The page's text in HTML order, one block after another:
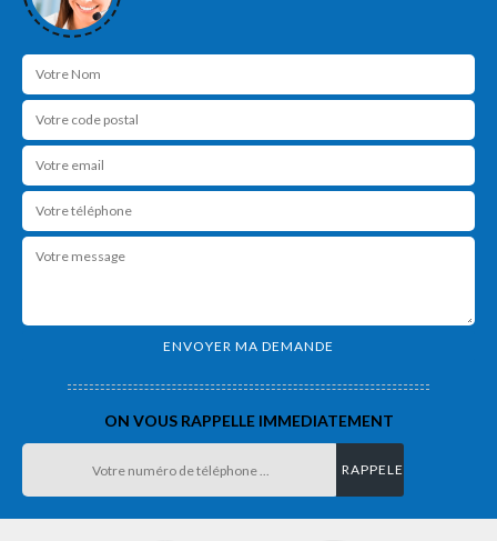
ON VOUS RAPPELLE IMMEDIATEMENT